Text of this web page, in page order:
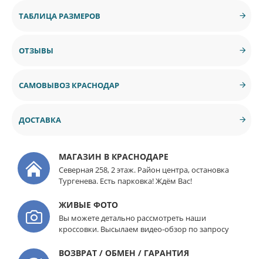
ТАБЛИЦА РАЗМЕРОВ
ОТЗЫВЫ
САМОВЫВОЗ КРАСНОДАР
ДОСТАВКА
МАГАЗИН В КРАСНОДАРЕ
Северная 258, 2 этаж. Район центра, остановка
Тургенева. Есть парковка! Ждём Вас!
ЖИВЫЕ ФОТО
Вы можете детально рассмотреть наши
кроссовки. Высылаем видео-обзор по запросу
ВОЗВРАТ / ОБМЕН / ГАРАНТИЯ